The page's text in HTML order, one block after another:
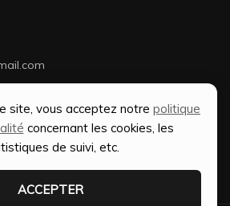
site, vous acceptez notre politique
concernant les cookies, les
de suivi, etc.
ACCEPTER
JUSSEY